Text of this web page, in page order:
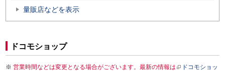
量販店などを表示
ドコモショップ
営業時間などは変更となる場合がございます。最新の情報は
ドコモショッ